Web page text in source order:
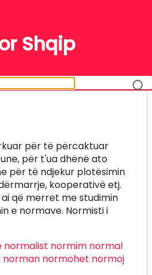
Shqip
për të përcaktuar
për t'ua dhënë ato
për të ndjekur plotësimin
kooperativë etj.
që merret me studimin
e normave. Normisti i
normalist normim normal
norman normohet normoj